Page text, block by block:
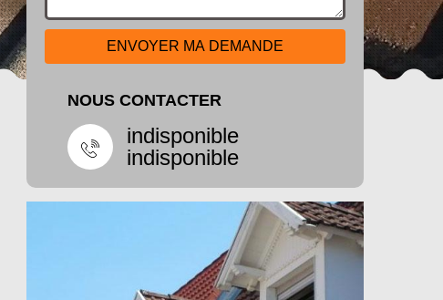
NOUS CONTACTER
indisponible
indisponible